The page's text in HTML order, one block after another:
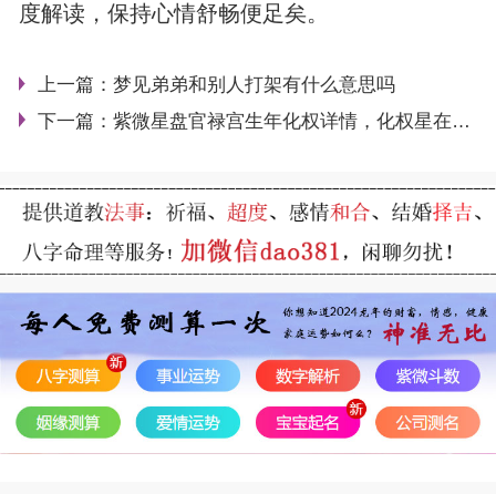
度解读，保持心情舒畅便足矣。
上一篇： 梦见弟弟和别人打架有什么意思吗
下一篇： 紫微星盘官禄宫生年化权详情，化权星在官禄宫好吗